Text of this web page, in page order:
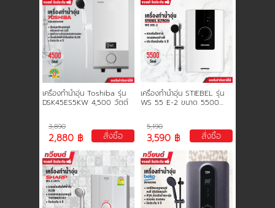
เครื่องทำน้ำอุ่น Toshiba รุ่น
DSK45ES5KW 4,500 วัตต์
3,890
2,880 ฿ สั่งซื้อ
เครื่องทำน้ำอุ่น STIEBEL รุ่น
WS 55 E-2 ขนาด 5500
5,190
3,590 ฿ สั่งซื้อ